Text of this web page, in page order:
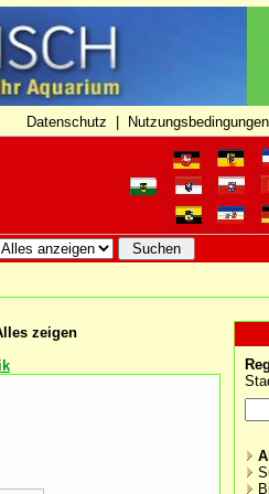
Datenschutz Nutzungsbedingungen
zeigen